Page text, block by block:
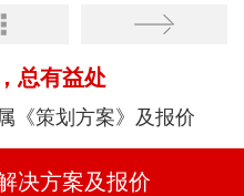
总有益处
《策划方案》及报价
决方案及报价